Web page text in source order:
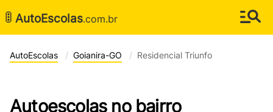
🚦 AutoEscolas.com.br
AutoEscolas Goianira-GO Residencial Triunfo
Autoescolas no bairro